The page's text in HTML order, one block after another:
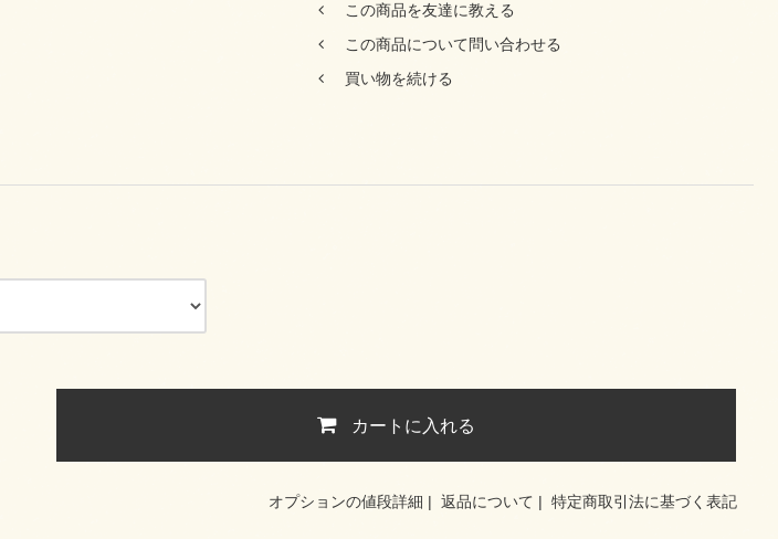
この商品を友達に教える
この商品について問い合わせる
買い物を続ける
カートに入れる
オプションの値段詳細 | 返品について | 特定商取引法に基づく表記